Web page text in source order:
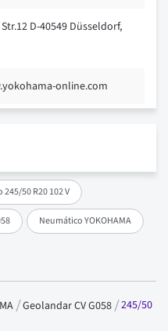
50 R20 102 V
Neumático YOKOHAMA
D-40549 Düsseldorf,
online.com
Geolandar CV G058 245/50